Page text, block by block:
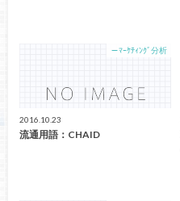
－ﾏｰｹﾃｨﾝｸﾞ分析
2016.10.23
流通用語：CHAID